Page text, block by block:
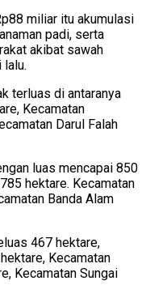
miliar itu akumulasi
padi, serta
akibat sawah
lalu.
terluas di antaranya
Kecamatan
Darul Falah
luas mencapai 850
hektare. Kecamatan
Banda Alam
467 hektare,
Kecamatan
Kecamatan Sungai